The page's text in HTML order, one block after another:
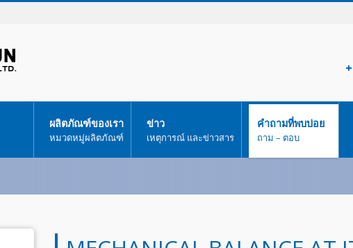
ผลิตภัณฑ์ของเรา
หมวดหมู่ผลิตภัณฑ์
ข่าว
เหตุการณ์ และข่าวสาร
คำถามที่พบบ่อย
ถาม – ตอบ